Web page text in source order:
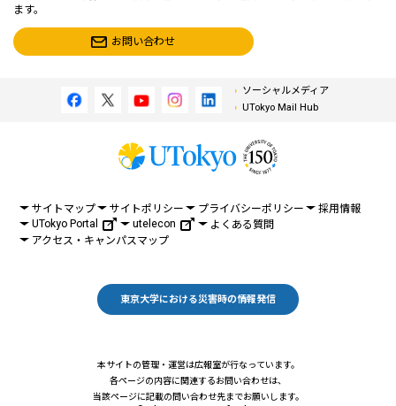
ます。
お問い合わせ
ソーシャルメディア
UTokyo Mail Hub
サイトマップ サイトポリシー プライバシーポリシー
採用情報
UTokyo Portal
utelecon
よくある質問
アクセス・キャンパスマップ
東京大学における災害時の情報発信
本サイトの管理・運営は広報室が行なっています。
各ページの内容に関連するお問い合わせは、
当該ページに記載の問い合わせ先までお願いします。